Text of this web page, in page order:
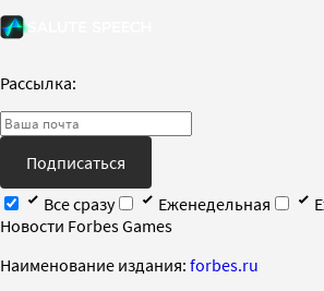
Рассылка:
Подписаться
Все сразу
Еженедельная
Новости Forbes Games
Наименование издания: forbes.ru